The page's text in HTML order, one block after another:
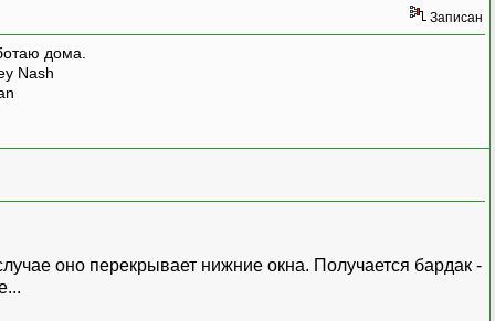
Записан
дома.
Nash
оно перекрывает нижние окна. Получается бардак -